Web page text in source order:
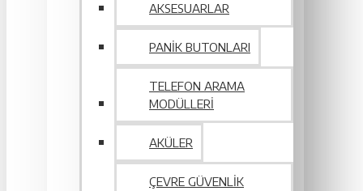
AKSESUARLAR
PANIK BUTONLARI
TELEFON ARAMA
MODÜLLERI
AKÜLER
ÇEVRE GÜVENLIK